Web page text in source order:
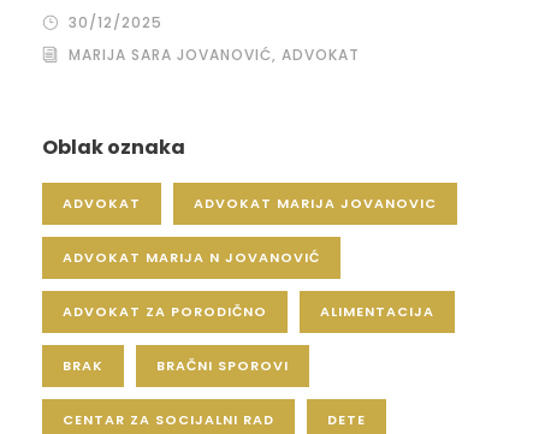
30/12/2025
MARIJA SARA JOVANOVIĆ, ADVOKAT
Oblak oznaka
ADVOKAT ADVOKAT MARIJA JOVANOVIC
ADVOKAT MARIJA N JOVANOVIĆ
ADVOKAT ZA PORODIČNO ALIMENTACIJA
BRAK BRAČNI SPOROVI
CENTAR ZA SOCIJALNI RAD DETE